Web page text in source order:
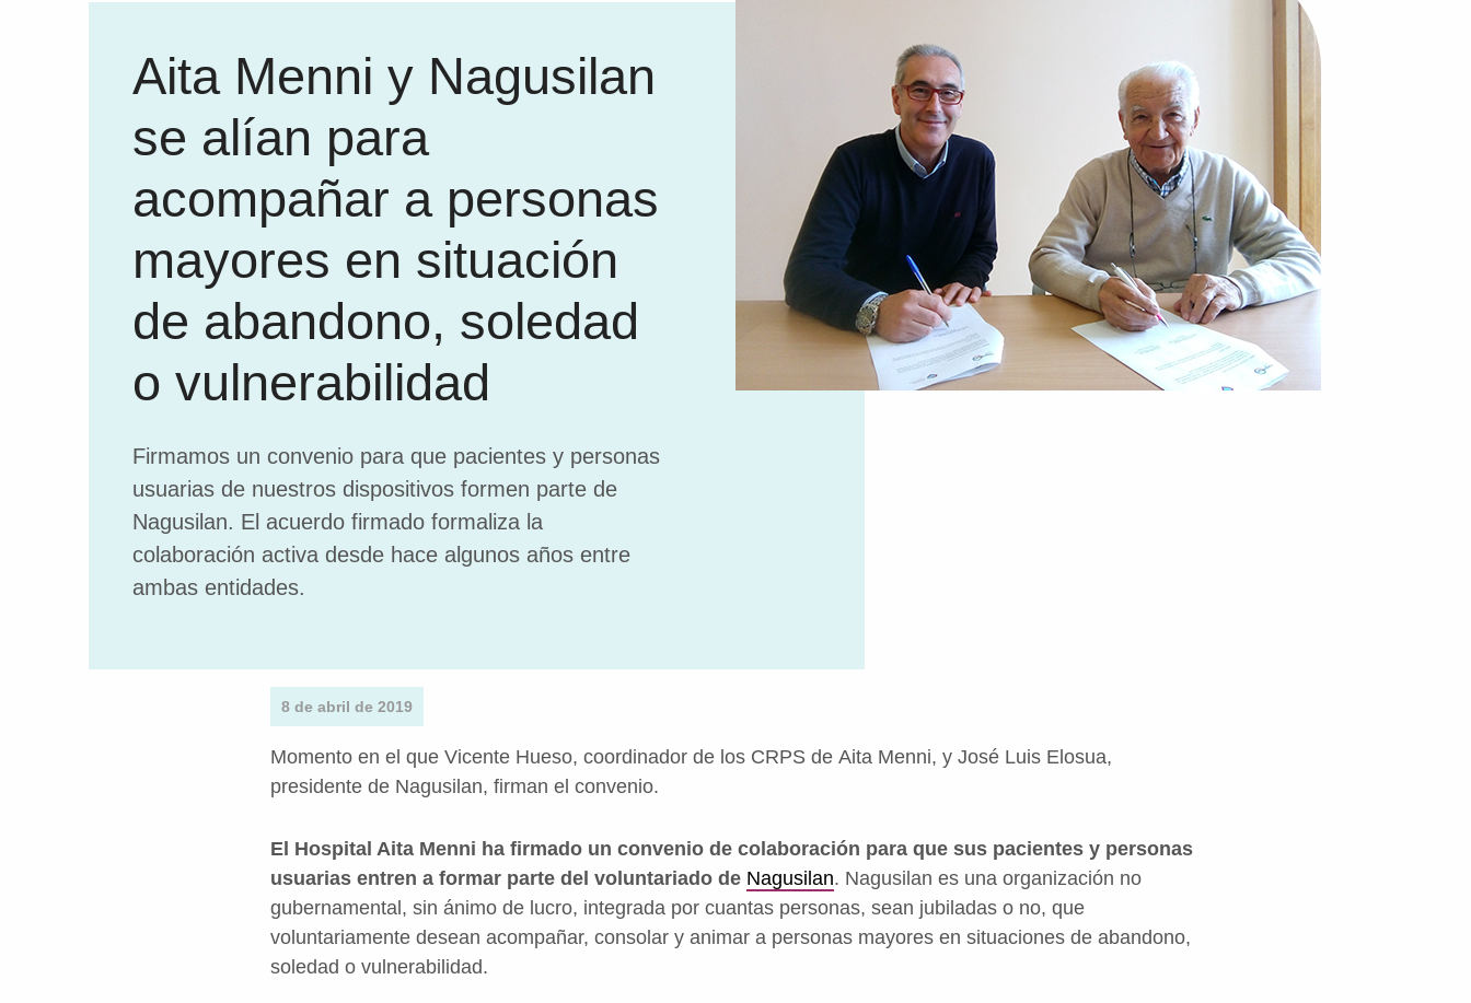
Aita Menni y Nagusilan
se alían para
acompañar a personas
mayores en situación
de abandono, soledad
o vulnerabilidad
Firmamos un convenio para que pacientes y personas
usuarias de nuestros dispositivos formen parte de
Nagusilan. El acuerdo firmado formaliza la
colaboración activa desde hace algunos años entre
ambas entidades.
8 de abril de 2019
Momento en el que Vicente Hueso, coordinador de los CRPS de Aita Menni, y José Luis Elosua,
presidente de Nagusilan, firman el convenio.
El Hospital Aita Menni ha firmado un convenio de colaboración para que sus pacientes y personas
usuarias entren a formar parte del voluntariado de Nagusilan. Nagusilan es una organización no
gubernamental, sin ánimo de lucro, integrada por cuantas personas, sean jubiladas o no, que
voluntariamente desean acompañar, consolar y animar a personas mayores en situaciones de abandono,
soledad o vulnerabilidad.